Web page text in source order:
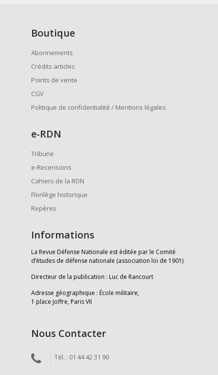
Boutique
Abonnements
Crédits articles
Points de vente
CGV
Politique de confidentialité / Mentions légales
e-RDN
Tribune
e-Recensions
Cahiers de la RDN
Florilège historique
Repères
Informations
La Revue Défense Nationale est éditée par le Comité
d’études de défense nationale (association loi de 1901)
Directeur de la publication : Luc de Rancourt
Adresse géographique : École militaire,
1 place Joffre, Paris VII
Nous Contacter
Tél. : 01 44 42 31 90